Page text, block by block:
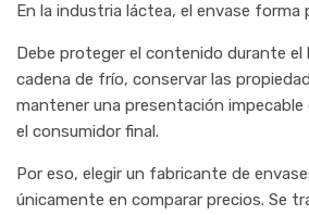
En la industria láctea, el envase forma
Debe proteger el contenido durante el
cadena de frío, conservar las
mantener una presentación
el consumidor final.
Por eso, elegir un fabricante de
únicamente en comparar precios. Se